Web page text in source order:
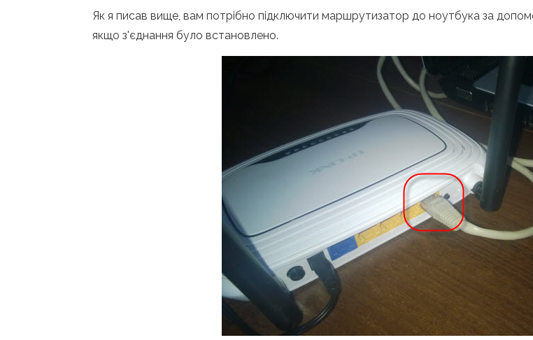
Як я писав вище, вам потрібно підключити маршрутизатор до ноутбука за
якщо з'єднання було встановлено.